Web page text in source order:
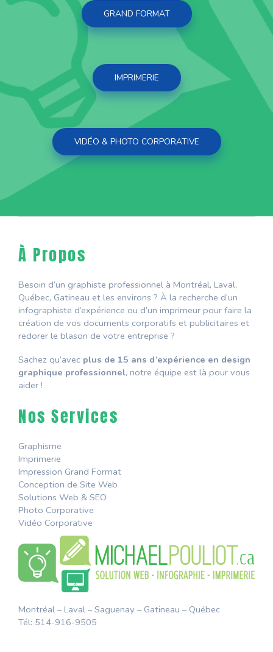
GRAND FORMAT
IMPRIMERIE
VIDÉO & PHOTO CORPORATIVE
À Propos
Besoin d’un graphiste professionnel à Montréal, Laval,
Québec, Gatineau et les environs ? À la recherche d’un
infographiste d’expérience ou d’un imprimeur pour faire la
création de vos documents corporatifs et publicitaires et
redorer le blason de votre entreprise ?
Sachez qu’avec plus de 15 ans d’expérience en design
graphique professionnel, notre équipe est là pour vous
aider !
Nos Services
Graphisme
Imprimerie
Impression Grand Format
Conception de Site Web
Solutions Web & SEO
Photo Corporative
Vidéo Corporative
Montréal – Laval – Saguenay – Gatineau – Québec
Tél: 514-916-9505